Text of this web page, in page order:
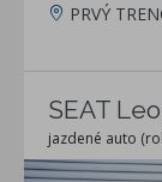
PRVÝ
SEAT
jazdené auto